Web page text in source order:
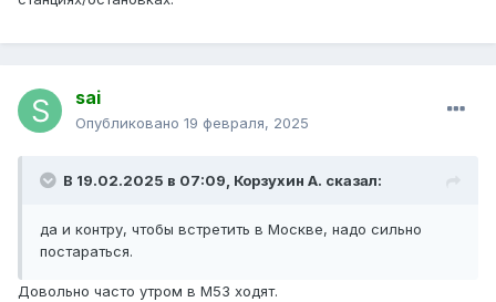
sai
Опубликовано 19 февраля, 2025
В 19.02.2025 в 07:09, Корзухин А. сказал:
да и контру, чтобы встретить в Москве, надо сильно
постараться.
Довольно часто утром в М53 ходят.